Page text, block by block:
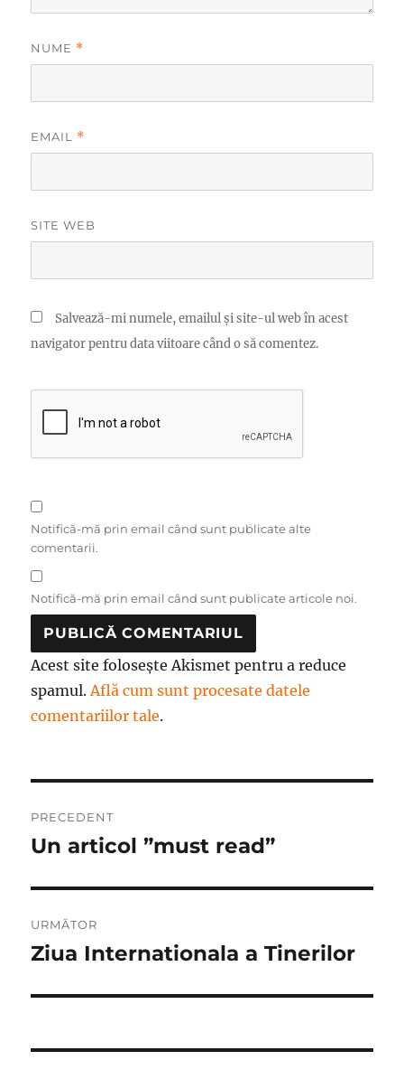
NUME *
EMAIL *
SITE WEB
Salvează-mi numele, emailul și site-ul web în acest
navigator pentru data viitoare când o să comentez.
Notifică-mă prin email când sunt publicate alte
comentarii.
Notifică-mă prin email când sunt publicate articole noi.
Acest site folosește Akismet pentru a reduce
spamul. Află cum sunt procesate datele
comentariilor tale.
în
PRECEDENT
Articolul
Un articol ”must read”
URMĂTOR
Articolul
Ziua Internationala a Tinerilor